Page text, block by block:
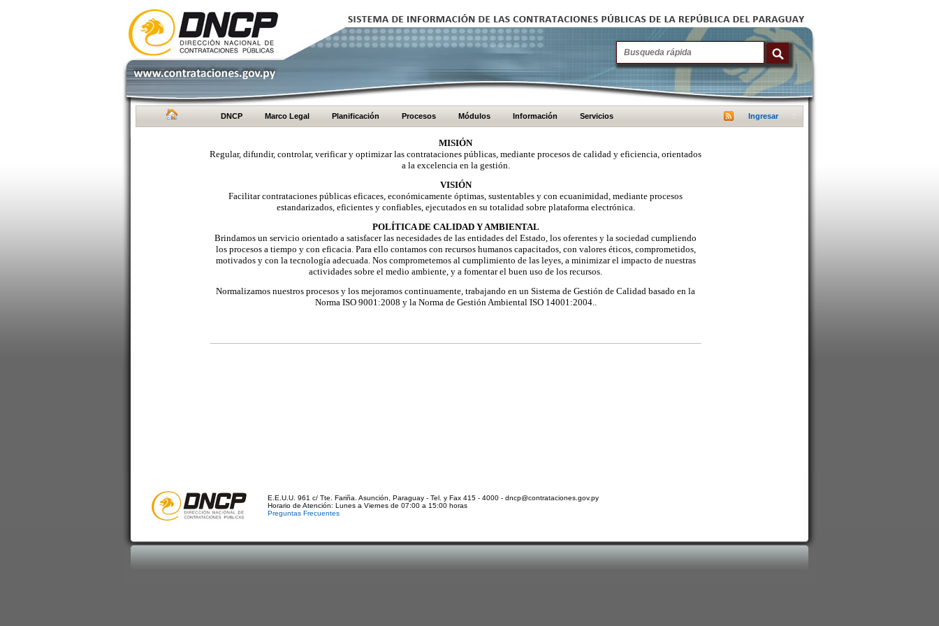
DNCP Marco Legal Planificación Procesos Módulos Información Servicios Ingresar
MISIÓN
Regular, difundir, controlar, verificar y optimizar las contrataciones públicas, mediante procesos de calidad y eficiencia, orientados
a la excelencia en la gestión.
VISIÓN
Facilitar contrataciones públicas eficaces, económicamente óptimas, sustentables y con ecuanimidad, mediante procesos
estandarizados, eficientes y confiables, ejecutados en su totalidad sobre plataforma electrónica.
POLÍTICA DE CALIDAD Y AMBIENTAL
Brindamos un servicio orientado a satisfacer las necesidades de las entidades del Estado, los oferentes y la sociedad cumpliendo
los procesos a tiempo y con eficacia. Para ello contamos con recursos humanos capacitados, con valores éticos, comprometidos,
motivados y con la tecnología adecuada. Nos comprometemos al cumplimiento de las leyes, a minimizar el impacto de nuestras
actividades sobre el medio ambiente, y a fomentar el buen uso de los recursos.
Normalizamos nuestros procesos y los mejoramos continuamente, trabajando en un Sistema de Gestión de Calidad basado en la
Norma ISO 9001:2008 y la Norma de Gestión Ambiental ISO 14001:2004..
E.E.U.U. 961 c/ Tte. Fariña. Asunción, Paraguay - Tel. y Fax 415 - 4000 - dncp@contrataciones.gov.py
Horario de Atención: Lunes a Viernes de 07:00 a 15:00 horas
Preguntas Frecuentes